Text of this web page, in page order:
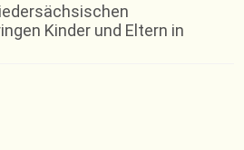
Kinder und Eltern in